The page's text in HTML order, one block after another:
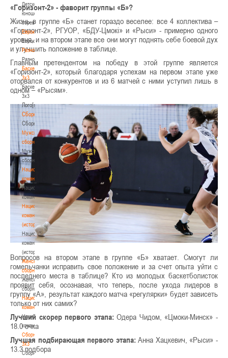
Детско-
юношеские
соревнования
Еврокубки
Еврокубки
Разное
Разное
Баскетбол
3х3
Баскетбол
3х3
Лого[modid=121]
Сборные
Сборные
Мужские
сборные
Мужские
сборные
Национальная
команда
Национальная
команда
Национальная
команда
(история)
Национальная
команда
(история)
Женские
сборные
Женские
сборные
Национальная
команда
Национальная
команда
Сборные
3х3
Сборные
«Горизонт-2» - фаворит группы «Б»?
Жизнь в группе «Б» станет гораздо веселее: все 4 коллектива –
«Горизонт-2», РГУОР, «БДУ-Цмокi» и «Рыси» - примерно одного
уровня, и на втором этапе все они могут поднять себе боевой дух
и улучшить положение в таблице.
Главным претендентом на победу в этой группе является
«Горизонт-2», который благодаря успехам на первом этапе уже
оторвался от конкурентов и из 6 матчей с ними уступил лишь в
одном – «Рысям».
Вопросов на втором этапе в группе «Б» хватает. Смогут ли
гомельчанки исправить свое положение и за счет опыта уйти с
последнего места в таблице? Кто из молодых баскетболисток
проявит себя, осознавая, что теперь, после ухода лидеров в
группу «А», результат каждого матча «регулярки» будет зависеть
только от них самих?
Лучший скорер первого этапа: Одера Чидом, «Цмоки-Минск» -
18.0 очка
Лучшая подбирающая первого этапа: Анна Хацкевич, «Рыси» -
13.3 подбора